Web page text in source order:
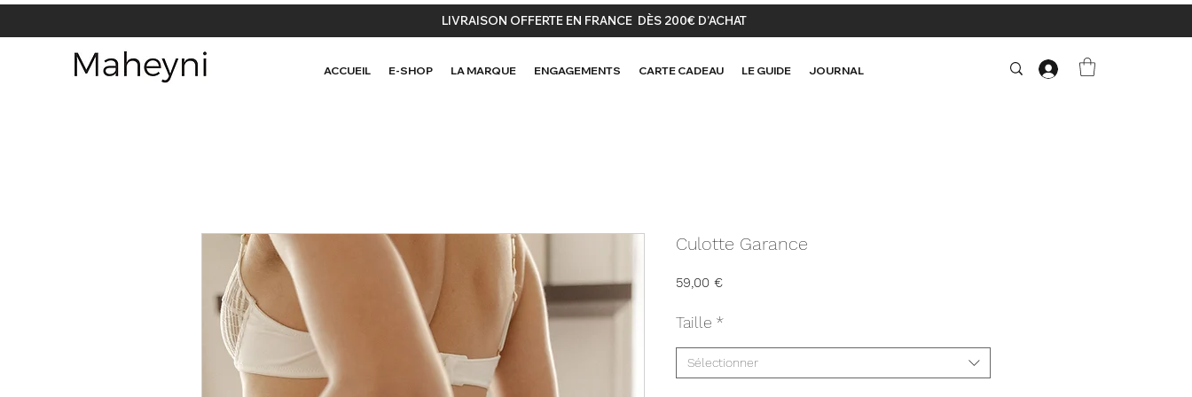
ACCUEIL E-SHOP LA MARQUE ENGAGEMENTS CARTE CADEAU LE GUIDE JOURNAL
LIVRAISON OFFERTE EN FRANCE DÈS 200€ D’ACHAT
Culotte Garance
59,00 €Prix
Taille *
Sélectionner